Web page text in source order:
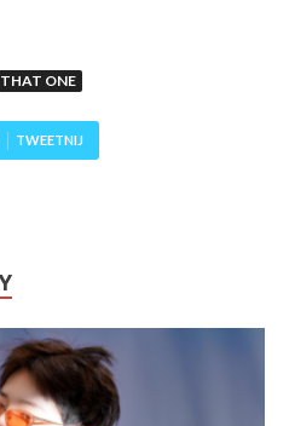
THAT ONE
TWEETNIJ